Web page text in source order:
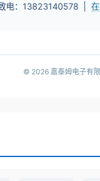
电：13823140578 |
© 2026 嘉泰姆电子有